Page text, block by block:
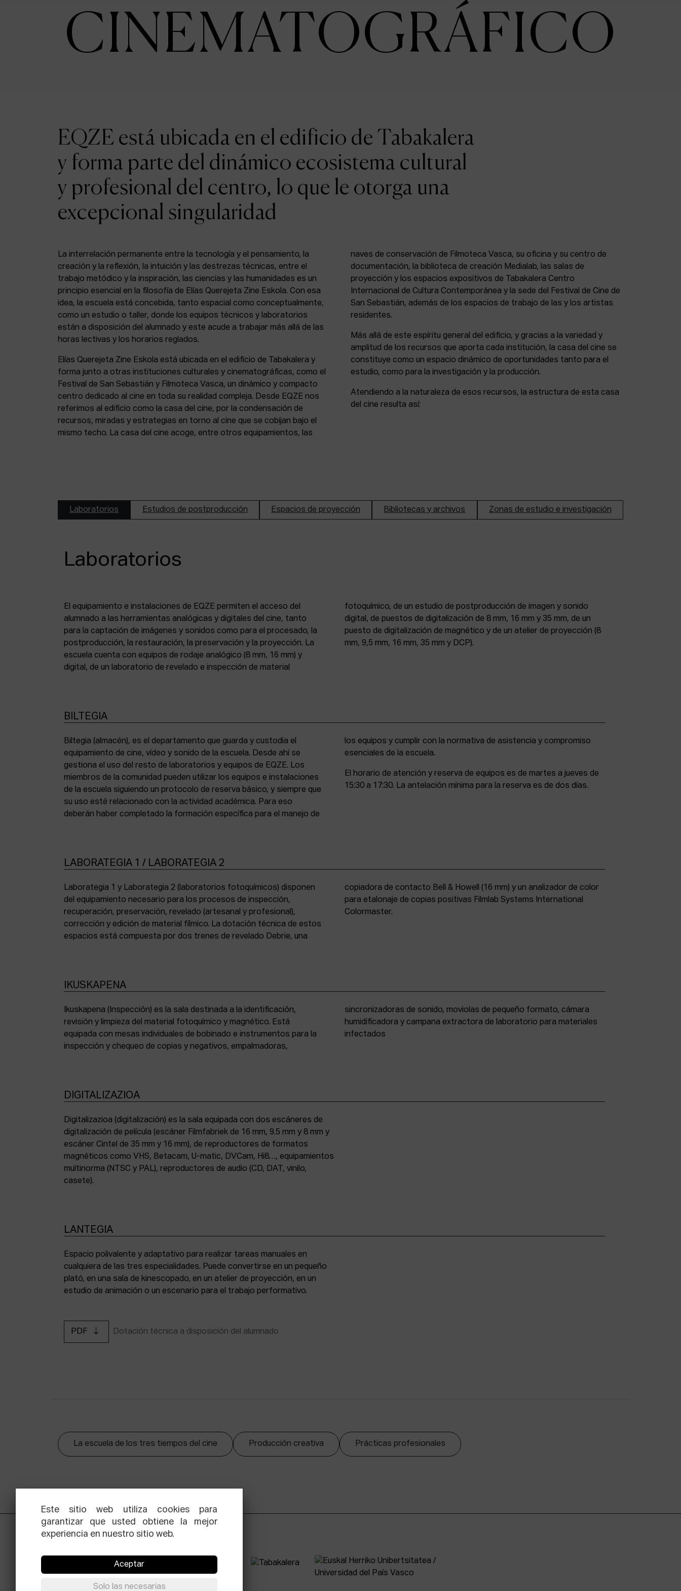
CINEMATOGRÁFICO
EQZE está ubicada en el edificio de Tabakalera
y forma parte del dinámico ecosistema cultural
y profesional del centro, lo que le otorga una
excepcional singularidad
La interrelación permanente entre la tecnología y el pensamiento, la
creación y la reflexión, la intuición y las destrezas técnicas, entre el
trabajo metódico y la inspiración, las ciencias y las humanidades es un
principio esencial en la filosofía de Elías Querejeta Zine Eskola. Con esa
idea, la escuela está concebida, tanto espacial como conceptualmente,
como un estudio o taller, donde los equipos técnicos y laboratorios
están a disposición del alumnado y este acude a trabajar más allá de las
horas lectivas y los horarios reglados.
Elías Querejeta Zine Eskola está ubicada en el edificio de Tabakalera y
forma junto a otras instituciones culturales y cinematográficas, como el
Festival de San Sebastián y Filmoteca Vasca, un dinámico y compacto
centro dedicado al cine en toda su realidad compleja. Desde EQZE nos
referimos al edificio como la casa del cine, por la condensación de
recursos, miradas y estrategias en torno al cine que se cobijan bajo el
mismo techo. La casa del cine acoge, entre otros equipamientos, las
naves de conservación de Filmoteca Vasca, su oficina y su centro de
documentación, la biblioteca de creación Medialab, las salas de
proyección y los espacios expositivos de Tabakalera Centro
Internacional de Cultura Contemporánea y la sede del Festival de Cine de
San Sebastián, además de los espacios de trabajo de las y los artistas
residentes.
Más allá de este espíritu general del edificio, y gracias a la variedad y
amplitud de los recursos que aporta cada institución, la casa del cine se
constituye como un espacio dinámico de oportunidades tanto para el
estudio, como para la investigación y la producción.
Atendiendo a la naturaleza de esos recursos, la estructura de esta casa
del cine resulta así:
Laboratorios Estudios de postproducción Espacios de proyección Bibliotecas y archivos Zonas de estudio e investigación
Laboratorios
El equipamiento e instalaciones de EQZE permiten el acceso del
alumnado a las herramientas analógicas y digitales del cine, tanto
para la captación de imágenes y sonidos como para el procesado, la
postproducción, la restauración, la preservación y la proyección. La
escuela cuenta con equipos de rodaje analógico (8 mm, 16 mm) y
digital, de un laboratorio de revelado e inspección de material
fotoquímico, de un estudio de postproducción de imagen y sonido
digital, de puestos de digitalización de 8 mm, 16 mm y 35 mm, de un
puesto de digitalización de magnético y de un atelier de proyección (8
mm, 9,5 mm, 16 mm, 35 mm y DCP).
BILTEGIA
Biltegia (almacén), es el departamento que guarda y custodia el
equipamiento de cine, vídeo y sonido de la escuela. Desde ahí se
gestiona el uso del resto de laboratorios y equipos de EQZE. Los
miembros de la comunidad pueden utilizar los equipos e instalaciones
de la escuela siguiendo un protocolo de reserva básico, y siempre que
su uso esté relacionado con la actividad académica. Para eso
deberán haber completado la formación específica para el manejo de
los equipos y cumplir con la normativa de asistencia y compromiso
esenciales de la escuela.
El horario de atención y reserva de equipos es de martes a jueves de
15:30 a 17:30. La antelación mínima para la reserva es de dos días.
LABORATEGIA 1 / LABORATEGIA 2
Laborategia 1 y Laborategia 2 (laboratorios fotoquímicos) disponen
del equipamiento necesario para los procesos de inspección,
recuperación, preservación, revelado (artesanal y profesional),
corrección y edición de material fílmico. La dotación técnica de estos
espacios está compuesta por dos trenes de revelado Debrie, una
copiadora de contacto Bell & Howell (16 mm) y un analizador de color
para etalonaje de copias positivas Filmlab Systems International
Colormaster.
IKUSKAPENA
Ikuskapena (Inspección) es la sala destinada a la identificación,
revisión y limpieza del material fotoquímico y magnético. Está
equipada con mesas individuales de bobinado e instrumentos para la
inspección y chequeo de copias y negativos, empalmadoras,
sincronizadoras de sonido, moviolas de pequeño formato, cámara
humidificadora y campana extractora de laboratorio para materiales
infectados
DIGITALIZAZIOA
Digitalizazioa (digitalización) es la sala equipada con dos escáneres de
digitalización de película (escáner Filmfabriek de 16 mm, 9.5 mm y 8 mm y
escáner Cintel de 35 mm y 16 mm), de reproductores de formatos
magnéticos como VHS, Betacam, U-matic, DVCam, Hi8…, equipamientos
multinorma (NTSC y PAL), reproductores de audio (CD, DAT, vinilo,
casete).
LANTEGIA
Espacio polivalente y adaptativo para realizar tareas manuales en
cualquiera de las tres especialidades. Puede convertirse en un pequeño
plató, en una sala de kinescopado, en un atelier de proyección, en un
estudio de animación o un escenario para el trabajo performativo.
PDF Dotación técnica a disposición del alumnado
La escuela de los tres tiempos del cine Producción creativa Prácticas profesionales
Este sitio web utiliza cookies para
garantizar que usted obtiene la mejor
experiencia en nuestro sitio web.
Aceptar
Solo las necesarias